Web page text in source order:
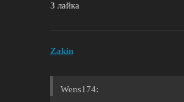
3 лайка
Zakin
Wens174: